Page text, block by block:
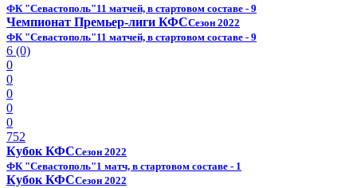
ФК "Севастополь"11 матчей, в стартовом составе - 9
Чемпионат Премьер-лиги КФССезон 2022
ФК "Севастополь"11 матчей, в стартовом составе - 9
6 (0)
0
0
0
0
0
752
Кубок КФССезон 2022
ФК "Севастополь"1 матч, в стартовом составе - 1
Кубок КФССезон 2022